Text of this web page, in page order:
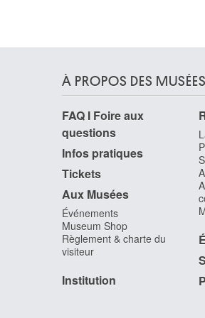
Rets Jean
Reychler Rita
Eeklo 1933
Reynolds John
Auckland
Reynolds
Plympton, Devon
1723 - Londres
Rhénanie,
Marseille,
Rome (Italie)
À PROPOS DES MUSÉES
FAQ I Foire aux
questions
Infos pratiques
Tickets
Aux Musées
Événements
Museum Shop
Règlement & charte du
visiteur
Institution